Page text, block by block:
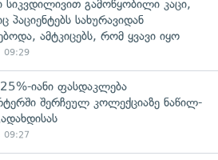
სიკვდილივით გამოწყობილი კაცი,
პაციენტებს სახურავიდან
ამტკიცებს, რომ ყვავი იყო
09:29
იანი ფასდაკლება
შერჩეულ კოლექციაზე ნაწილ-
09:27